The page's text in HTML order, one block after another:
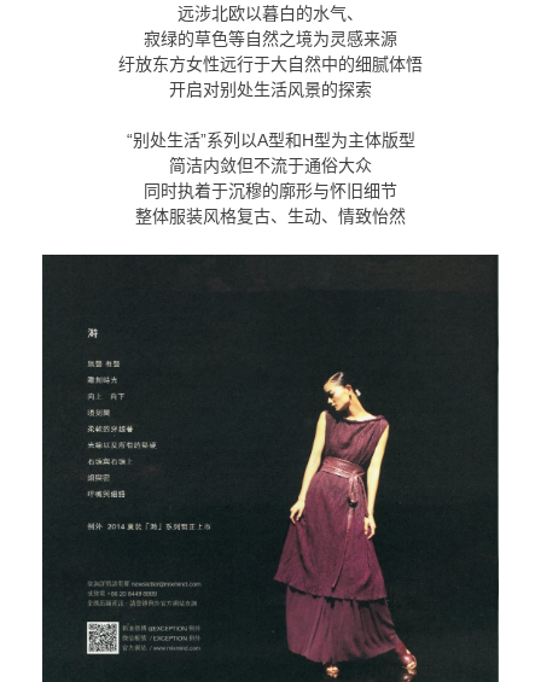
远涉北欧以暮白的水气、
寂绿的草色等自然之境为灵感来源
纡放东方女性远行于大自然中的细腻体悟
开启对别处生活风景的探索
“别处生活”系列以A型和H型为主体版型
简洁内敛但不流于通俗大众
同时执着于沉穆的廓形与怀旧细节
整体服装风格复古、生动、情致怡然